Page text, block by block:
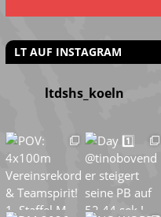
LT AUF INSTAGRAM
ltdshs_koeln